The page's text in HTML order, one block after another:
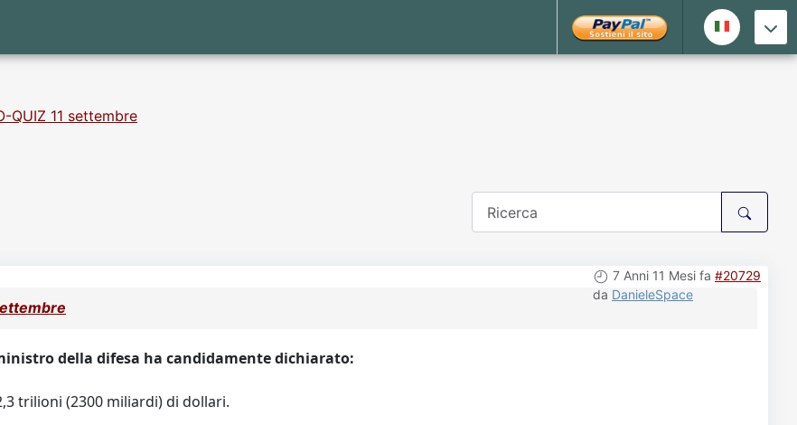
QUIZ 11 settembre
7 Anni 11 Mesi fa #20729
da DanieleSpace
della difesa ha candidamente dichiarato:
trilioni (2300 miliardi) di dollari.